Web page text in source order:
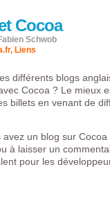
Cocoa
Schwob
, Liens
différents blogs
Cocoa ? Le mieux
billets en venant de
avez un blog sur
à laisser un
pour les